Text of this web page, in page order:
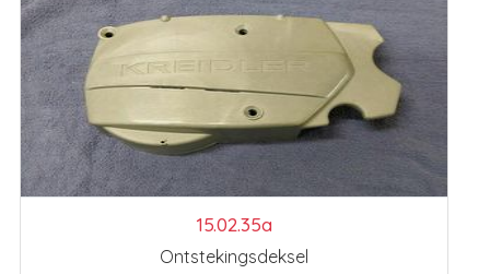
15.02.35a
Ontstekingsdeksel